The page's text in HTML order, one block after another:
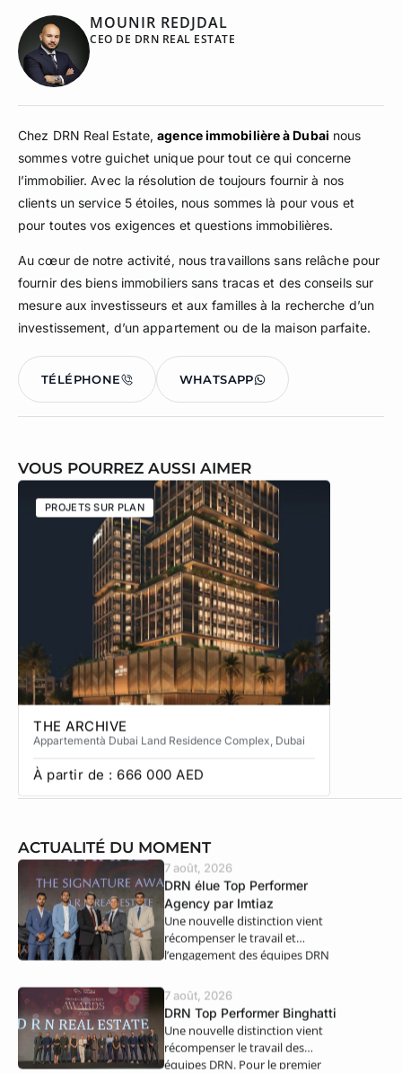
MOUNIR REDJDAL
CEO DE DRN REAL ESTATE
Chez DRN Real Estate,agence immobilière à Dubai nous
sommes votre guichet unique pour tout ce qui concerne
l’immobilier. Avec la résolution de toujours fournir à nos
clients un service 5 étoiles, nous sommes là pour vous et
pour toutes vos exigences et questions immobilières.
Au cœur de notre activité, nous travaillons sans relâche pour
fournir des biens immobiliers sans tracas et des conseils sur
mesure aux investisseurs et aux familles à la recherche d’un
investissement, d’un appartement ou de la maison parfaite.
TÉLÉPHONE WHATSAPP
VOUS POURREZ AUSSI AIMER
PROJETS SUR PLAN
THE ARCHIVE
Appartementà Dubai Land Residence Complex, Dubai
À partir de : 666 000 AED
ACTUALITÉ DU MOMENT
7 août, 2026
DRN élue Top Performer
Agency par Imtiaz
Une nouvelle distinction vient
récompenser le travail et
l’engagement des équipes DRN
7 août, 2026
DRN Top Performer Binghatti
Une nouvelle distinction vient
récompenser le travail des
équipes DRN. Pour le premier